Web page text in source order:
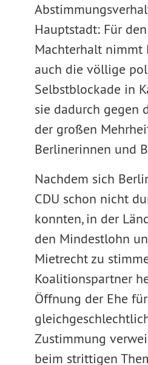
Hauptstadt: Für
Machterhalt nimmt
auch die völlige
Selbstblockade in
sie dadurch gegen
der großen
Berlinerinnen und
Nachdem sich
CDU schon nicht
konnten, in der
den Mindestlohn
Mietrecht zu
Koalitionspartner
Öffnung der Ehe für
Zustimmung
beim strittigen